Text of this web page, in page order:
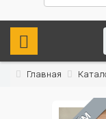
Главная